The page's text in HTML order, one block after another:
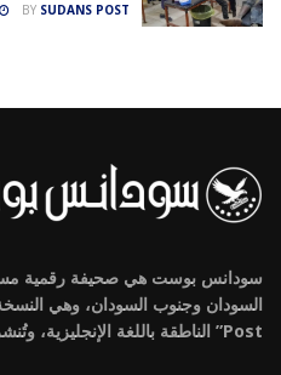
BY SUDANS POST
سودانس بوست هي صحيفة رقمية
Post” الناطقة باللغة الإنجليزية، وتُنشر بالكامل باللغة العربية.